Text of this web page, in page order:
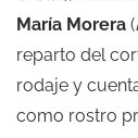
María Morera (
reparto del
rodaje y
como rostro